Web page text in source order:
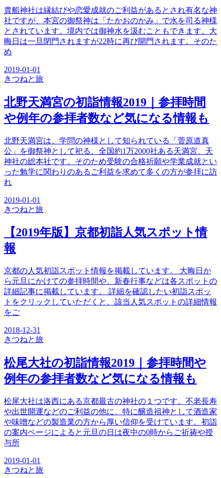
貴船神社は縁結びや恋愛成就のご利益があるとされ有名な神
社ですが、本宮の御祭神は「たかおのかみ」で水を司る神様
とされています。境内では御神水を汲むこともできます。大
晦日は一旦閉門されますが22時に再び開門されます。そのた
め
2019-01-01
きつねと旅
北野天満宮の初詣情報2019｜参拝時間
や例年の参拝者数など気になる情報も
北野天満宮は、学問の神様として知られている「菅原道真
公」を御祭神として祀る、全国約1万2000社ある天満宮、天
神社の総本社です。そのため受験の合格祈願や学業成就とい
った勉学に関わりのあるご利益を求めて多くの方が参拝に訪
れ
2019-01-01
きつねと旅
【2019年版】京都初詣人気スポット情
報
京都の人気初詣スポット情報を掲載しています。 大晦日か
ら元旦にかけての参拝時間や、新春行事などは各スポットの
詳細記事に掲載しています。 詳細を確認したい初詣スポッ
トをクリックしていただくと、該当人気スポットの詳細情報
をご
2018-12-31
きつねと旅
松尾大社の初詣情報2019｜参拝時間や
例年の参拝者数など気になる情報も
松尾大社は洛西にある京都最古の神社の１つです。不老長寿
や出世開運などのご利益の他に、特に醸造祖神として酒造家
や味噌などの製造業の方から厚い信仰を受けています。初詣
の案内ページによると元旦の日は夜中の0時からご祈祷や授
与所
2019-01-01
きつねと旅